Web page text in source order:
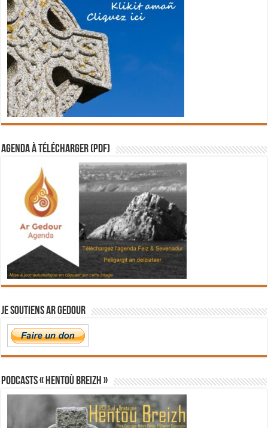
Agenda à télécharger (PDF)
Je soutiens Ar Gedour
PODCASTS « Hentoù Breizh »